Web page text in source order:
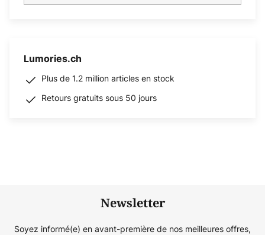
Lumories.ch
Plus de 1.2 million articles en stock
Retours gratuits sous 50 jours
Newsletter
Soyez informé(e) en avant-première de nos meilleures offres,